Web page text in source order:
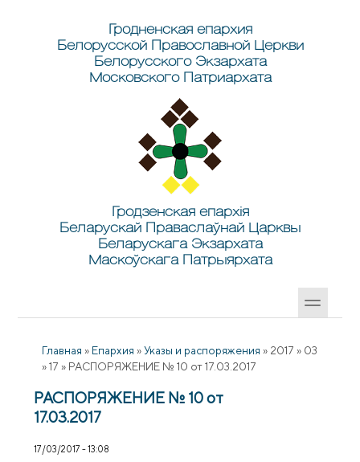
Гродненская епархия
Белорусской Православной Церкви
Белорусского Экзархата
Московского Патриархата
Гродзенская епархія
Беларускай Праваслаўнай Царквы
Беларускага Экзархата
Маскоўскага Патрыярхата
Главная » Епархия » Указы и распоряжения » 2017 » 03
» 17 » РАСПОРЯЖЕНИЕ № 10 от 17.03.2017
РАСПОРЯЖЕНИЕ № 10 от
17.03.2017
17/03/2017 - 13:08